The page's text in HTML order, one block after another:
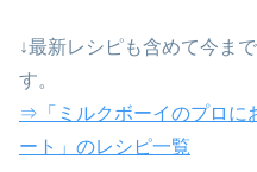
↓最新レシピも含めて今ま
す。
⇒「ミルクボーイのプロ
ート」のレシピ一覧